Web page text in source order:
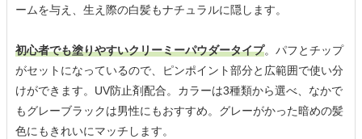
ームを与え、生え際の白髪もナチュラルに隠します。
初心者でも塗りやすいクリーミーパウダータイプ。パフとチップ
がセットになっているので、ピンポイント部分と広範囲で使い分
けができます。UV防止剤配合。カラーは3種類から選べ、なかで
もグレーブラックは男性にもおすすめ。グレーがかった暗めの髪
色にもきれいにマッチします。